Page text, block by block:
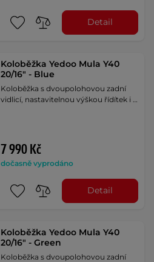
Detail
Koloběžka Yedoo Mula Y40
20/16" - Blue
Koloběžka s dvoupolohovou zadní
vidlicí, nastavitelnou výškou řídítek i …
7 990 Kč
dočasně vyprodáno
Detail
Koloběžka Yedoo Mula Y40
20/16" - Green
Koloběžka s dvoupolohovou zadní